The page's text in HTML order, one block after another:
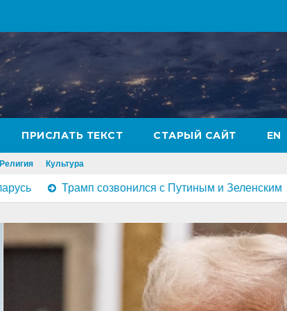
ПРИСЛАТЬ ТЕКСТ СТАРЫЙ САЙТ EN
Религия Культура
Трамп созвонился с Путиным и Зеленским